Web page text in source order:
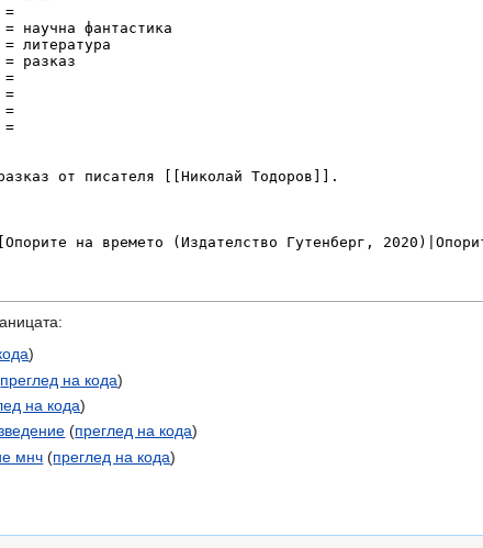
)
преглед на кода)
на кода)
(преглед на кода)
мнч (преглед на кода)